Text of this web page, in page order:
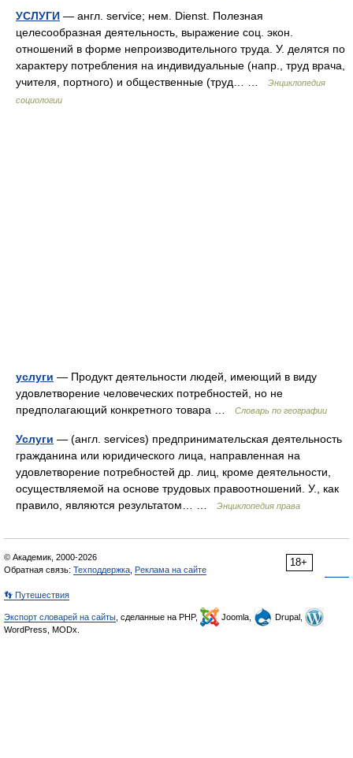
УСЛУГИ — англ. service; нем. Dienst. Полезная
целесообразная деятельность, выражение соц. экон.
отношений в форме непроизводительного труда. У. делятся по
характеру потребления на индивидуальные (напр., труд врача,
учителя, портного) и общественные (труд… …
Энциклопедия
социологии
услуги — Продукт деятельности людей, имеющий в виду
удовлетворение человеческих потребностей, но не
предполагающий конкретного товара …
Словарь по географии
Услуги — (англ. services) предпринимательская деятельность
гражданина или юридического лица, направленная на
удовлетворение потребностей др. лиц, кроме деятельности,
осуществляемой на основе трудовых правоотношений. У., как
правило, являются результатом… …
Энциклопедия права
18+
© Академик, 2000-2026
Обратная связь: Техподдержка Реклама на сайте
👣 Путешествия
Экспорт словарей на сайты , сделанные на PHP, Joomla,
Drupal,
WordPress, MODx.